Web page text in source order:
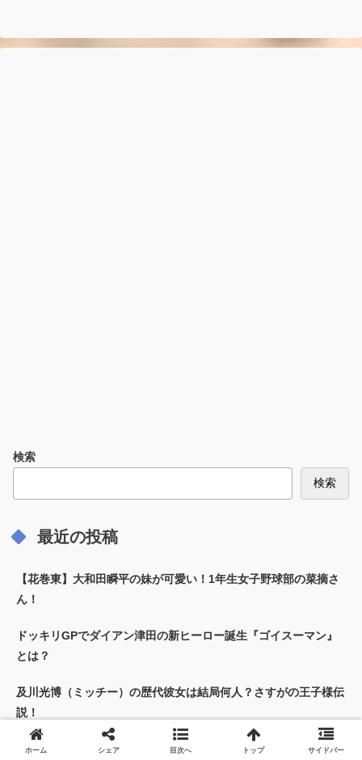
検索
検索
最近の投稿
【花巻東】大和田瞬平の妹が可愛い！1年生女子野球部の菜摘さ
ん！
ドッキリGPでダイアン津田の新ヒーロー誕生『ゴイスーマン』
とは？
及川光博（ミッチー）の歴代彼女は結局何人？さすがの王子様伝
説！
レインボー池田は母親のことが大好きすぎてやばいらしいｗ
ホーム シェア 目次へ トップ サイドバー